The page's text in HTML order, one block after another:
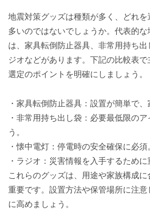
地震対策グッズは種類が多く、どれを
多いのではないでしょうか。代表的な
は、家具転倒防止器具、非常用持ち
ジオなどがあります。下記の比較表で
選定のポイントを明確にしましょう。
・家具転倒防止器具：設置が簡単で、
・非常用持ち出し袋：必要最低限の
う。
・懐中電灯：停電時の安全確保に必須
・ラジオ：災害情報を入手するために
これらのグッズは、用途や家族構成
重要です。設置方法や保管場所に注
に高めましょう。